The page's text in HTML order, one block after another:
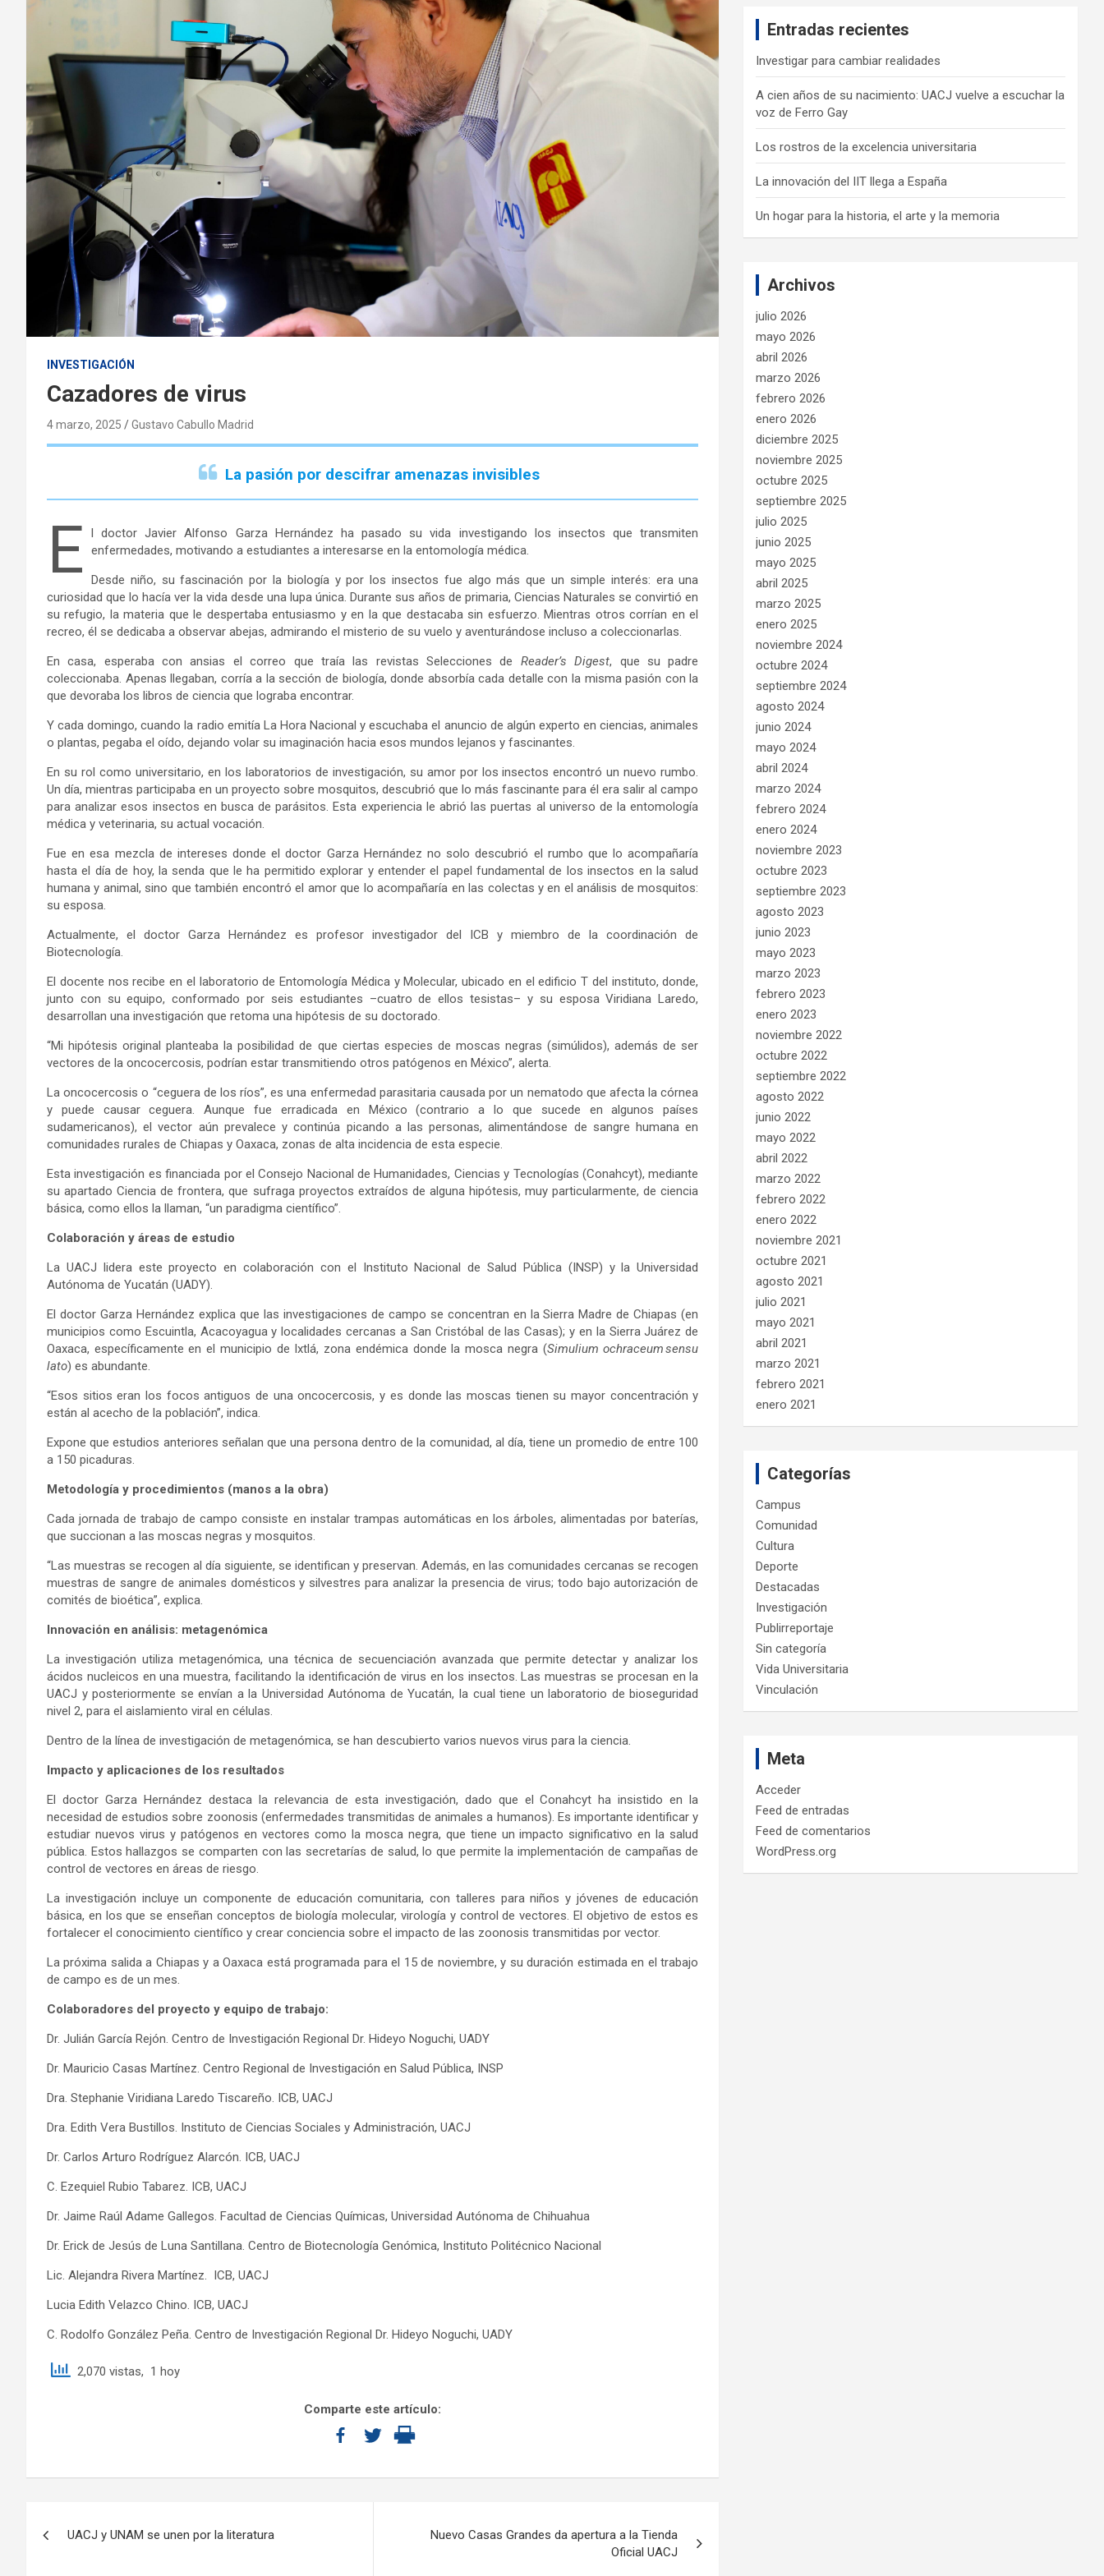
INVESTIGACIÓN
Cazadores de virus
4 marzo, 2025 Gustavo Cabullo Madrid
La pasión por descifrar amenazas invisibles
E
l doctor Javier Alfonso Garza Hernández ha pasado su vida investigando los insectos que transmiten
enfermedades, motivando a estudiantes a interesarse en la entomología médica.
Desde niño, su fascinación por la biología y por los insectos fue algo más que un simple interés: era una
curiosidad que lo hacía ver la vida desde una lupa única. Durante sus años de primaria, Ciencias Naturales se convirtió en
su refugio, la materia que le despertaba entusiasmo y en la que destacaba sin esfuerzo. Mientras otros corrían en el
recreo, él se dedicaba a observar abejas, admirando el misterio de su vuelo y aventurándose incluso a coleccionarlas.
En casa, esperaba con ansias el correo que traía las revistas Selecciones de Reader’s Digest, que su padre
coleccionaba. Apenas llegaban, corría a la sección de biología, donde absorbía cada detalle con la misma pasión con la
que devoraba los libros de ciencia que lograba encontrar.
Y cada domingo, cuando la radio emitía La Hora Nacional y escuchaba el anuncio de algún experto en ciencias, animales
o plantas, pegaba el oído, dejando volar su imaginación hacia esos mundos lejanos y fascinantes.
En su rol como universitario, en los laboratorios de investigación, su amor por los insectos encontró un nuevo rumbo.
Un día, mientras participaba en un proyecto sobre mosquitos, descubrió que lo más fascinante para él era salir al campo
para analizar esos insectos en busca de parásitos. Esta experiencia le abrió las puertas al universo de la entomología
médica y veterinaria, su actual vocación.
Fue en esa mezcla de intereses donde el doctor Garza Hernández no solo descubrió el rumbo que lo acompañaría
hasta el día de hoy, la senda que le ha permitido explorar y entender el papel fundamental de los insectos en la salud
humana y animal, sino que también encontró el amor que lo acompañaría en las colectas y en el análisis de mosquitos:
su esposa.
Actualmente, el doctor Garza Hernández es profesor investigador del ICB y miembro de la coordinación de
Biotecnología.
El docente nos recibe en el laboratorio de Entomología Médica y Molecular, ubicado en el edificio T del instituto, donde,
junto con su equipo, conformado por seis estudiantes –cuatro de ellos tesistas– y su esposa Viridiana Laredo,
desarrollan una investigación que retoma una hipótesis de su doctorado.
“Mi hipótesis original planteaba la posibilidad de que ciertas especies de moscas negras (simúlidos), además de ser
vectores de la oncocercosis, podrían estar transmitiendo otros patógenos en México”, alerta.
La oncocercosis o “ceguera de los ríos”, es una enfermedad parasitaria causada por un nematodo que afecta la córnea
y puede causar ceguera. Aunque fue erradicada en México (contrario a lo que sucede en algunos países
sudamericanos), el vector aún prevalece y continúa picando a las personas, alimentándose de sangre humana en
comunidades rurales de Chiapas y Oaxaca, zonas de alta incidencia de esta especie.
Esta investigación es financiada por el Consejo Nacional de Humanidades, Ciencias y Tecnologías (Conahcyt), mediante
su apartado Ciencia de frontera, que sufraga proyectos extraídos de alguna hipótesis, muy particularmente, de ciencia
básica, como ellos la llaman, “un paradigma científico”.
Colaboración y áreas de estudio
La UACJ lidera este proyecto en colaboración con el Instituto Nacional de Salud Pública (INSP) y la Universidad
Autónoma de Yucatán (UADY).
El doctor Garza Hernández explica que las investigaciones de campo se concentran en la Sierra Madre de Chiapas (en
municipios como Escuintla, Acacoyagua y localidades cercanas a San Cristóbal de las Casas); y en la Sierra Juárez de
Oaxaca, específicamente en el municipio de Ixtlá, zona endémica donde la mosca negra (Simulium ochraceumsensu
lato) es abundante.
“Esos sitios eran los focos antiguos de una oncocercosis, y es donde las moscas tienen su mayor concentración y
están al acecho de la población”, indica.
Expone que estudios anteriores señalan que una persona dentro de la comunidad, al día, tiene un promedio de entre 100
a 150 picaduras.
Metodología y procedimientos (manos a la obra)
Cada jornada de trabajo de campo consiste en instalar trampas automáticas en los árboles, alimentadas por baterías,
que succionan a las moscas negras y mosquitos.
“Las muestras se recogen al día siguiente, se identifican y preservan. Además, en las comunidades cercanas se recogen
muestras de sangre de animales domésticos y silvestres para analizar la presencia de virus; todo bajo autorización de
comités de bioética”, explica.
Innovación en análisis: metagenómica
La investigación utiliza metagenómica, una técnica de secuenciación avanzada que permite detectar y analizar los
ácidos nucleicos en una muestra, facilitando la identificación de virus en los insectos. Las muestras se procesan en la
UACJ y posteriormente se envían a la Universidad Autónoma de Yucatán, la cual tiene un laboratorio de bioseguridad
nivel 2, para el aislamiento viral en células.
Dentro de la línea de investigación de metagenómica, se han descubierto varios nuevos virus para la ciencia.
Impacto y aplicaciones de los resultados
El doctor Garza Hernández destaca la relevancia de esta investigación, dado que el Conahcyt ha insistido en la
necesidad de estudios sobre zoonosis (enfermedades transmitidas de animales a humanos). Es importante identificar y
estudiar nuevos virus y patógenos en vectores como la mosca negra, que tiene un impacto significativo en la salud
pública. Estos hallazgos se comparten con las secretarías de salud, lo que permite la implementación de campañas de
control de vectores en áreas de riesgo.
La investigación incluye un componente de educación comunitaria, con talleres para niños y jóvenes de educación
básica, en los que se enseñan conceptos de biología molecular, virología y control de vectores. El objetivo de estos es
fortalecer el conocimiento científico y crear conciencia sobre el impacto de las zoonosis transmitidas por vector.
La próxima salida a Chiapas y a Oaxaca está programada para el 15 de noviembre, y su duración estimada en el trabajo
de campo es de un mes.
Colaboradores del proyecto y equipo de trabajo:
Dr. Julián García Rejón. Centro de Investigación Regional Dr. Hideyo Noguchi, UADY
Dr. Mauricio Casas Martínez. Centro Regional de Investigación en Salud Pública, INSP
Dra. Stephanie Viridiana Laredo Tiscareño. ICB, UACJ
Dra. Edith Vera Bustillos. Instituto de Ciencias Sociales y Administración, UACJ
Dr. Carlos Arturo Rodríguez Alarcón. ICB, UACJ
C. Ezequiel Rubio Tabarez. ICB, UACJ
Dr. Jaime Raúl Adame Gallegos. Facultad de Ciencias Químicas, Universidad Autónoma de Chihuahua
Dr. Erick de Jesús de Luna Santillana. Centro de Biotecnología Genómica, Instituto Politécnico Nacional
Lic. Alejandra Rivera Martínez. ICB, UACJ
Lucia Edith Velazco Chino. ICB, UACJ
C. Rodolfo González Peña. Centro de Investigación Regional Dr. Hideyo Noguchi, UADY
2,070 vistas, 1 hoy
Comparte este artículo:
UACJ y UNAM se unen por la literatura
Nuevo Casas Grandes da apertura a la Tienda
Oficial UACJ
Entradas recientes
Investigar para cambiar realidades
A cien años de su nacimiento: UACJ vuelve a escuchar la
voz de Ferro Gay
Los rostros de la excelencia universitaria
La innovación del IIT llega a España
Un hogar para la historia, el arte y la memoria
Archivos
julio 2026
mayo 2026
abril 2026
marzo 2026
febrero 2026
enero 2026
diciembre 2025
noviembre 2025
octubre 2025
septiembre 2025
julio 2025
junio 2025
mayo 2025
abril 2025
marzo 2025
enero 2025
noviembre 2024
octubre 2024
septiembre 2024
agosto 2024
junio 2024
mayo 2024
abril 2024
marzo 2024
febrero 2024
enero 2024
noviembre 2023
octubre 2023
septiembre 2023
agosto 2023
junio 2023
mayo 2023
marzo 2023
febrero 2023
enero 2023
noviembre 2022
octubre 2022
septiembre 2022
agosto 2022
junio 2022
mayo 2022
abril 2022
marzo 2022
febrero 2022
enero 2022
noviembre 2021
octubre 2021
agosto 2021
julio 2021
mayo 2021
abril 2021
marzo 2021
febrero 2021
enero 2021
Categorías
Campus
Comunidad
Cultura
Deporte
Destacadas
Investigación
Publirreportaje
Sin categoría
Vida Universitaria
Vinculación
Meta
Acceder
Feed de entradas
Feed de comentarios
WordPress.org